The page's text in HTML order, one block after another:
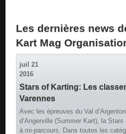
Les dernières news
Kart Mag
juil
21
2016
Stars of Karting: Les
Varennes
Avec les épreuves du Val
d’Angerville (Summer Kart), la
à mi-parcours. Dans toutes les